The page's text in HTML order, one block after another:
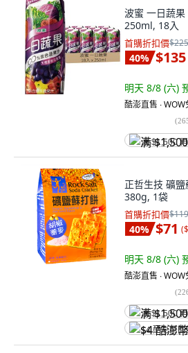
波蜜 一日蔬
250ml, 18入
首購折扣價$225
40% $135
明天 8/8 (六)
酷澎直售 ∙
(
满 $1,500
正哲生技 礦
380g, 1袋
首購折扣價$119
40% $71 (
明天 8/8 (六)
酷澎直售 ∙
(
满 $1,500
$4 酷澎幣回